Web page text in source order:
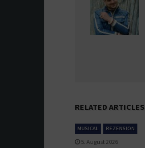
RELATED ARTICLES
MUSICAL REZENSION
5. August 2026